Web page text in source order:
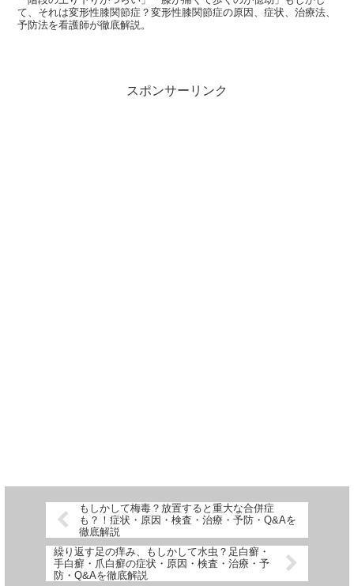
て、それは変形性膝関節症？変形性膝関節症の原因、症状、治療法、
予防法を看護師が徹底解説。
スポンサーリンク
もしかして梅毒？放置すると重大な合併症
も？！症状・原因・検査・治療・予防・Q&Aを
徹底解説
繰り返す足の痒み、もしかして水虫？足白癬・
手白癬・爪白癬の症状・原因・検査・治療・予
防・Q&Aを徹底解説